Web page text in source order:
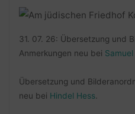
31. 07. 26: Übersetzung und
Anmerkungen neu bei
Übersetzung und
neu bei Hindel Hess